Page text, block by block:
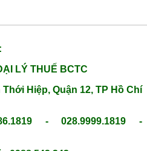
LÝ THUẾ BCTC
Hiệp, Quận 12, TP Hồ Chí
- 028.9999.1819 -